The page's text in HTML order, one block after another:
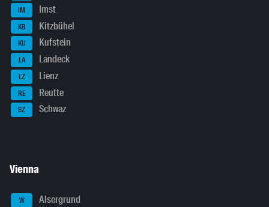
IM Imst
KB Kitzbühel
KU Kufstein
LA Landeck
LZ Lienz
RE Reutte
SZ Schwaz
Vienna
W Alsergrund